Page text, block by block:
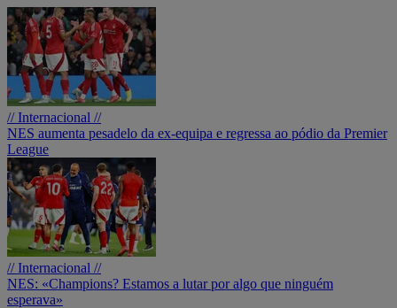
// Internacional //
NES aumenta pesadelo da ex-equipa e regressa ao pódio da Premier
League
// Internacional //
NES: «Champions? Estamos a lutar por algo que ninguém
esperava»